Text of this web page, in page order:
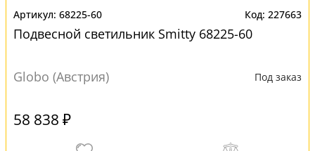
68225-60 227663
Подвесной светильник Smitty 68225-60
Globo (Австрия) Под заказ
58 838 ₽